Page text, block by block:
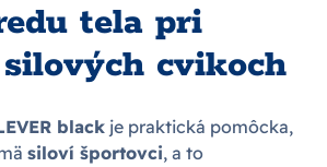
tela pri
cvikoch
black je praktická pomôcka,
siloví športovci, a to